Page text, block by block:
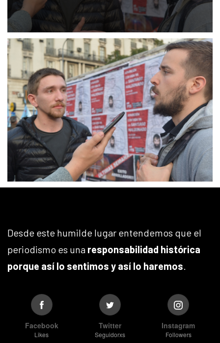
Desde este humilde lugar entendemos que el
periodismo es una responsabilidad histórica
porque así lo sentimos y así lo haremos.
Facebook
Likes
Twitter
Seguidorxs
Instagram
Followers